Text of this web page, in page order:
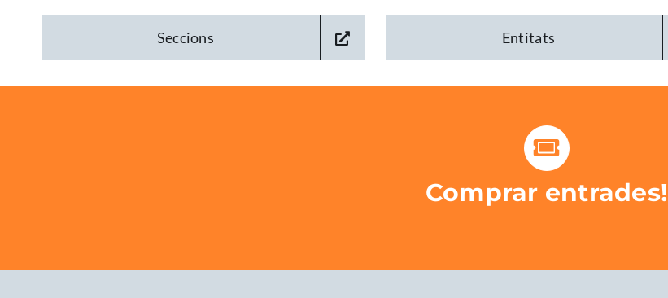
Seccions Entitats
Comprar entrades!